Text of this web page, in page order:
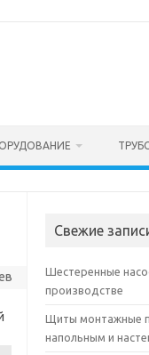
Свежие
Шестеренные
производстве
Щиты монтажные
напольным и